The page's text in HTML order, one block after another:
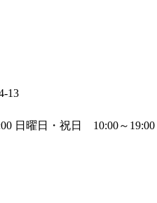
13
日曜日・祝日 10:00～19:00